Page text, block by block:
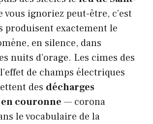
vous ignoriez peut-être, c’est
produisent exactement le
en silence, dans
nuits d’orage. Les cimes des
de champs électriques
des décharges
couronne — corona
le vocabulaire de la